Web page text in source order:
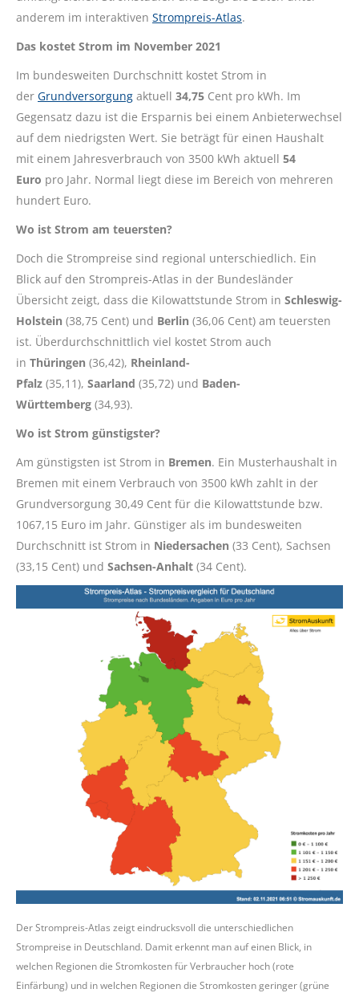
anderem im interaktiven Strompreis-Atlas.
Das kostet Strom im November 2021
Im bundesweiten Durchschnitt kostet Strom in
der Grundversorgung aktuell 34,75 Cent pro kWh. Im
Gegensatz dazu ist die Ersparnis bei einem Anbieterwechsel
auf dem niedrigsten Wert. Sie beträgt für einen Haushalt
mit einem Jahresverbrauch von 3500 kWh aktuell 54
Euro pro Jahr. Normal liegt diese im Bereich von mehreren
hundert Euro.
Wo ist Strom am teuersten?
Doch die Strompreise sind regional unterschiedlich. Ein
Blick auf den Strompreis-Atlas in der Bundesländer
Übersicht zeigt, dass die Kilowattstunde Strom in Schleswig-
Holstein (38,75 Cent) und Berlin (36,06 Cent) am teuersten
ist. Überdurchschnittlich viel kostet Strom auch
in Thüringen (36,42), Rheinland-
Pfalz (35,11), Saarland (35,72) und Baden-
Württemberg (34,93).
Wo ist Strom günstigster?
Am günstigsten ist Strom in Bremen. Ein Musterhaushalt in
Bremen mit einem Verbrauch von 3500 kWh zahlt in der
Grundversorgung 30,49 Cent für die Kilowattstunde bzw.
1067,15 Euro im Jahr. Günstiger als im bundesweiten
Durchschnitt ist Strom in Niedersachen (33 Cent), Sachsen
(33,15 Cent) und Sachsen-Anhalt (34 Cent).
Der Strompreis-Atlas zeigt eindrucksvoll die unterschiedlichen
Strompreise in Deutschland. Damit erkennt man auf einen Blick, in
welchen Regionen die Stromkosten für Verbraucher hoch (rote
Einfärbung) und in welchen Regionen die Stromkosten geringer (grüne